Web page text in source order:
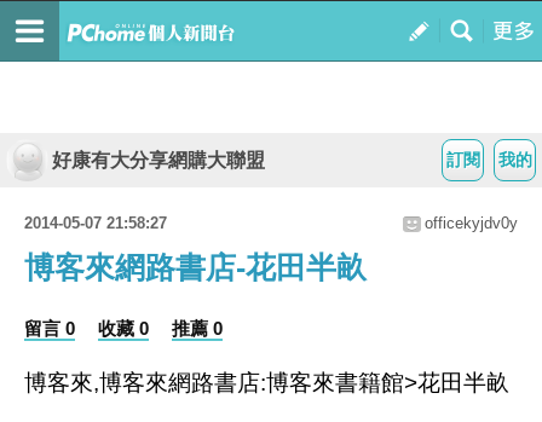
我的
訂閱
好康有大分享網購大聯盟
2014-05-07 21:58:27 officekyjdv0y
博客來網路書店-花田半畝
留言 0 收藏 0 推薦 0
博客來,博客來網路書店:博客來書籍館>花田半畝